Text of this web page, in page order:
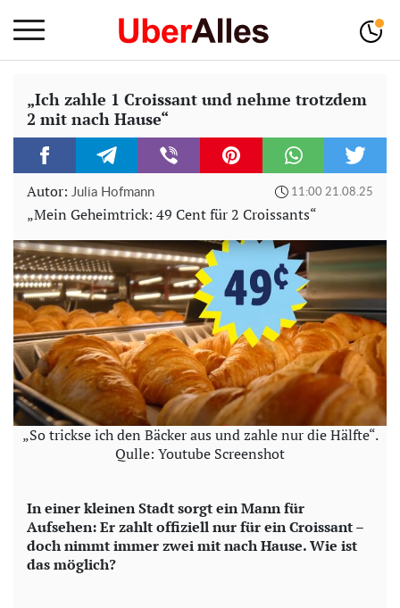
„Ich zahle 1 Croissant und nehme trotzdem
2 mit nach Hause“
Autor: Julia Hofmann 11:00 21.08.25
„Mein Geheimtrick: 49 Cent für 2 Croissants“
„So trickse ich den Bäcker aus und zahle nur die Hälfte“.
Qulle: Youtube Screenshot
In einer kleinen Stadt sorgt ein Mann für
Aufsehen: Er zahlt offiziell nur für ein Croissant –
doch nimmt immer zwei mit nach Hause. Wie ist
das möglich?